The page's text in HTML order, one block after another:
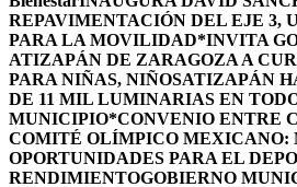
REPAVIMENTACIÓN DEL EJE 3,
PARA LA MOVILIDAD*INVITA
ATIZAPÁN DE ZARAGOZA A
PARA NIÑAS, NIÑOSATIZAPÁN
DE 11 MIL LUMINARIAS EN
MUNICIPIO*CONVENIO ENTRE
COMITÉ OLÍMPICO MEXICANO:
OPORTUNIDADES PARA EL
RENDIMIENTOGOBIERNO